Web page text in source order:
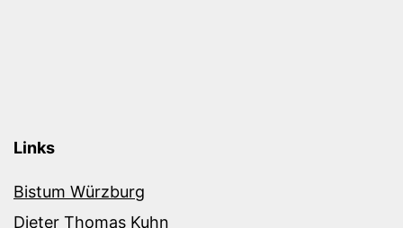
Links
Bistum Würzburg
Dieter Thomas Kuhn